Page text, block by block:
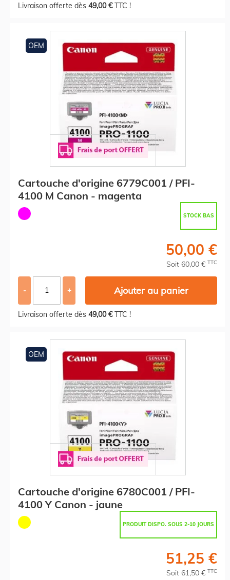
Livraison offerte dès 49,00 €TTC !
OEM
Cartouche d'origine 6779C001 / PFI-
4100 M Canon - magenta
STOCK BAS
50,00 €
Soit 60,00 € TTC
- + Ajouter au panier
Livraison offerte dès 49,00 €TTC !
OEM
Cartouche d'origine 6780C001 / PFI-
4100 Y Canon - jaune
PRODUIT DISPO. SOUS 2-10 JOURS
51,25 €
Soit 61,50 € TTC